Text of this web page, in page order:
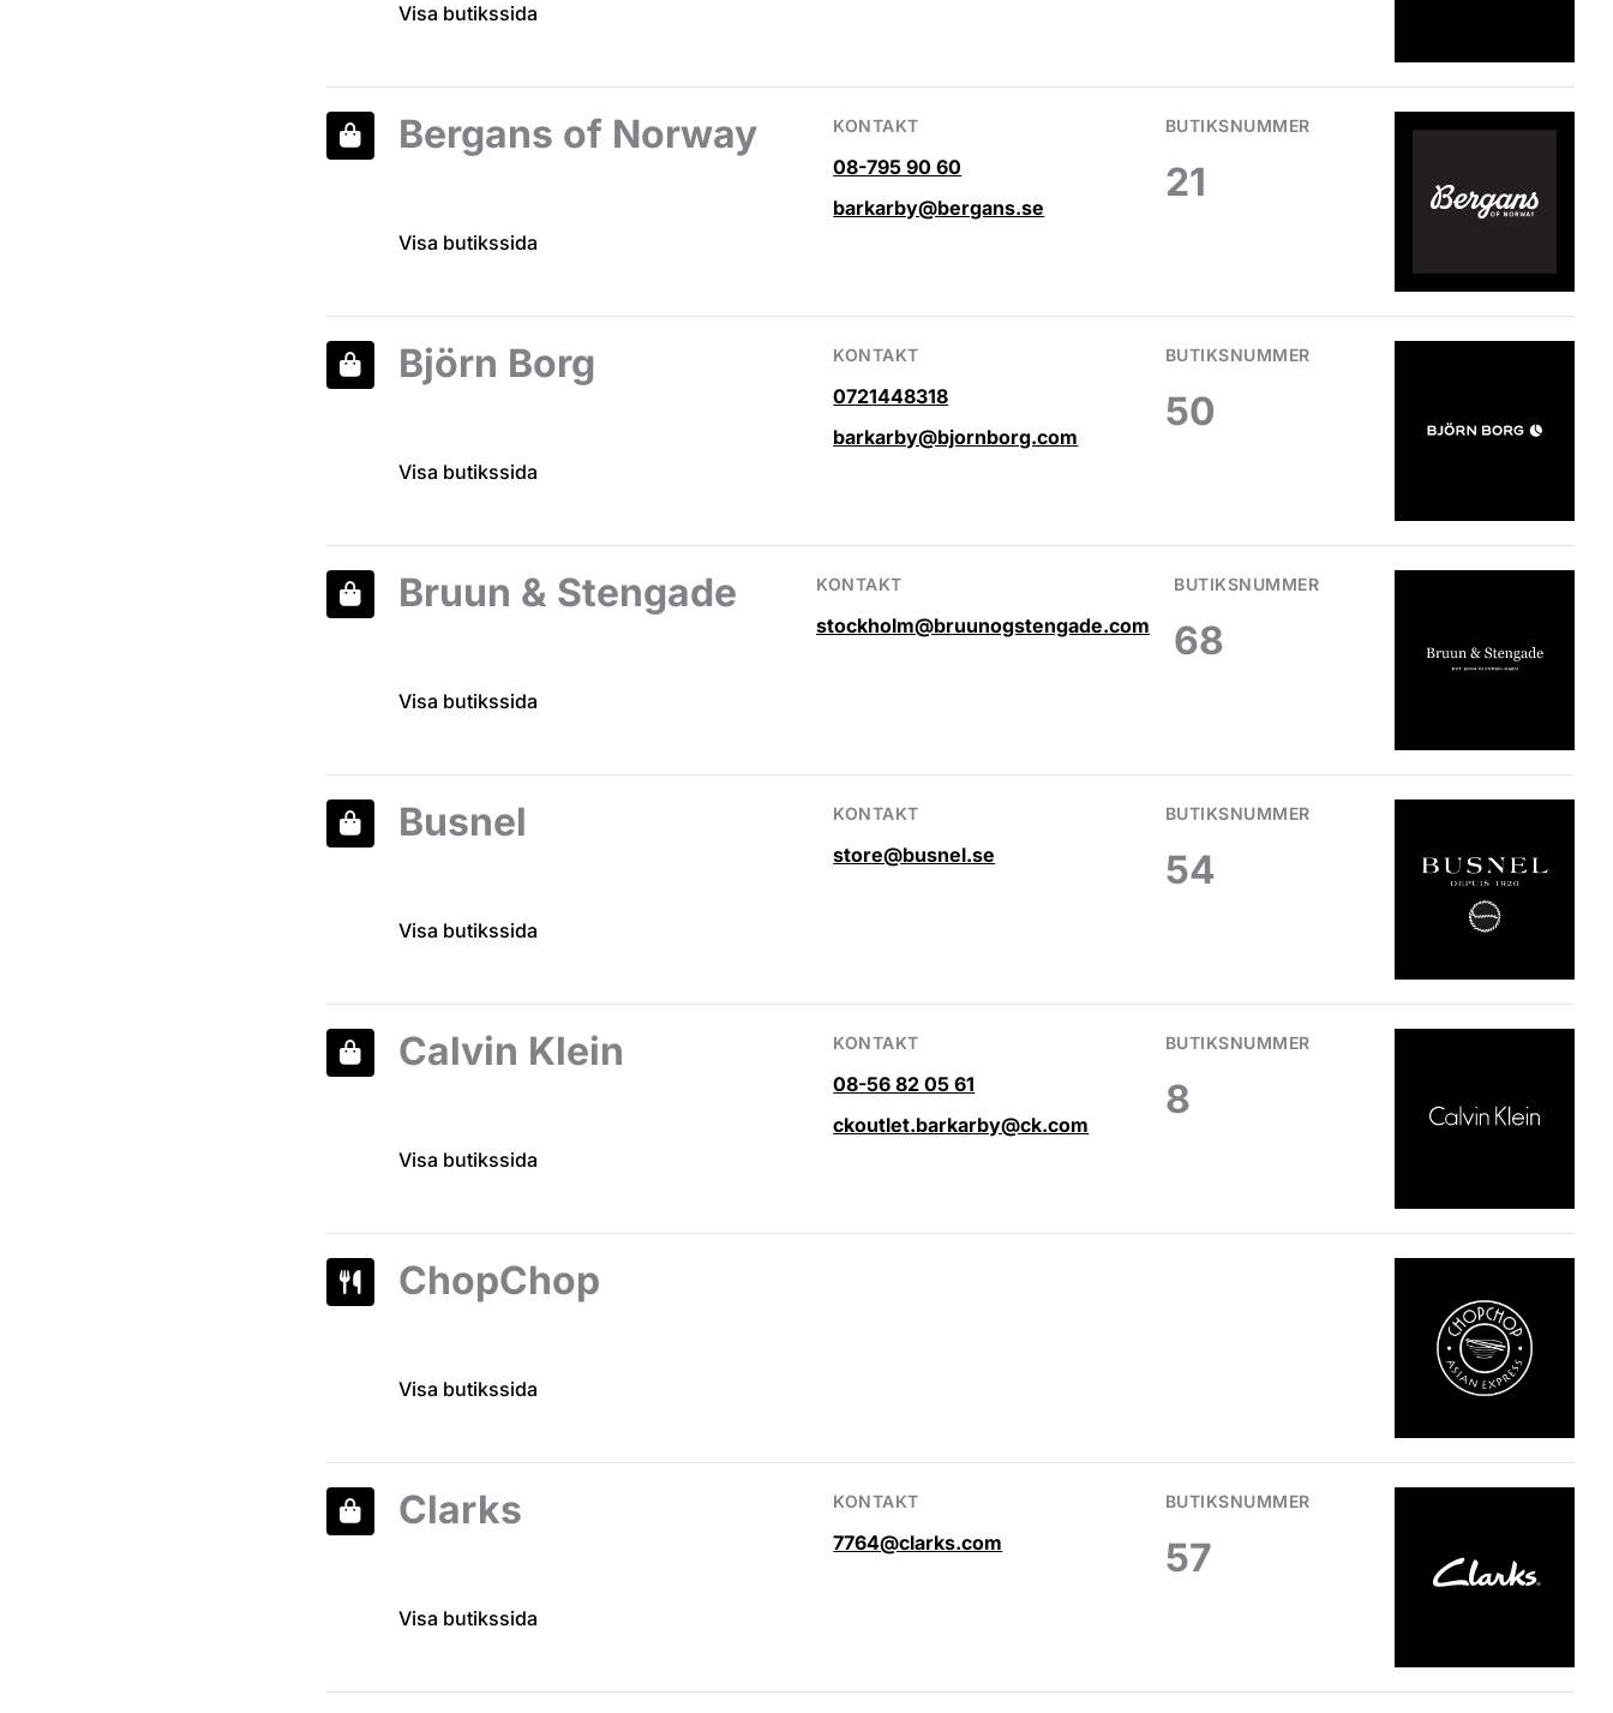
Visa butikssida
Bergans of Norway
Visa butikssida
KONTAKT
08-795 90 60
barkarby@bergans.se
BUTIKSNUMMER
21
Björn Borg
Visa butikssida
KONTAKT
0721448318
barkarby@bjornborg.com
BUTIKSNUMMER
50
Bruun & Stengade
Visa butikssida
KONTAKT
stockholm@bruunogstengade.com
BUTIKSNUMMER
68
Busnel
Visa butikssida
KONTAKT
store@busnel.se
BUTIKSNUMMER
54
Calvin Klein
Visa butikssida
KONTAKT
08-56 82 05 61
ckoutlet.barkarby@ck.com
BUTIKSNUMMER
8
ChopChop
Visa butikssida
Clarks
Visa butikssida
KONTAKT
7764@clarks.com
BUTIKSNUMMER
57